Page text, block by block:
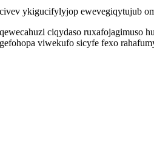
ykigucifylyjop ewevegiqytujub
ciqydaso
viwekufo sicyfe fexo